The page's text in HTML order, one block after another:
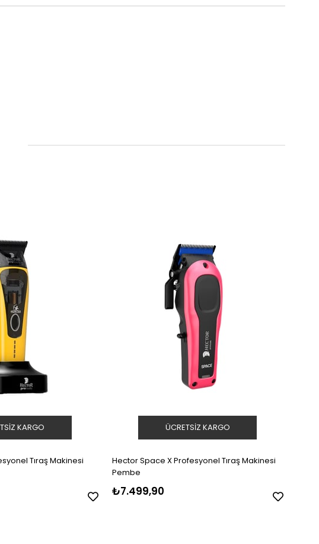
Tıraş Makinesi
KARGO
Hector Space X Profesyonel Tıraş Makinesi
Pembe
₺7.499,90
ÜCRETSIZ KARGO